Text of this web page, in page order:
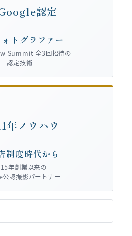
認定
トグラファー
Summit 全3回招待の
認定技術
年ノウハウ
制度時代から
年創業以来の
認撮影パートナー